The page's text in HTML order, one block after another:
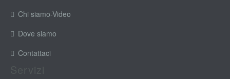
Chi siamo-Video
Dove siamo
Contattaci